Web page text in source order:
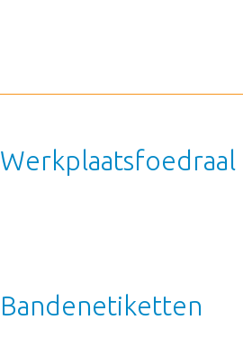
Werkplaatsfoedraal
Bandenetiketten